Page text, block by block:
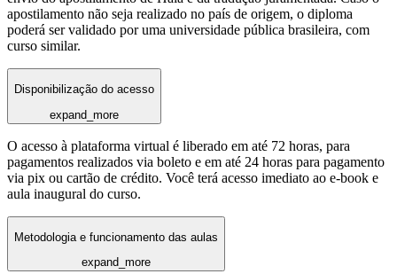
apostilamento não seja realizado no país de origem, o diploma
poderá ser validado por uma universidade pública brasileira, com
curso similar.
Disponibilização do acesso
expand_more
O acesso à plataforma virtual é liberado em até 72 horas, para
pagamentos realizados via boleto e em até 24 horas para pagamento
via pix ou cartão de crédito. Você terá acesso imediato ao e-book e
aula inaugural do curso.
Metodologia e funcionamento das aulas
expand_more